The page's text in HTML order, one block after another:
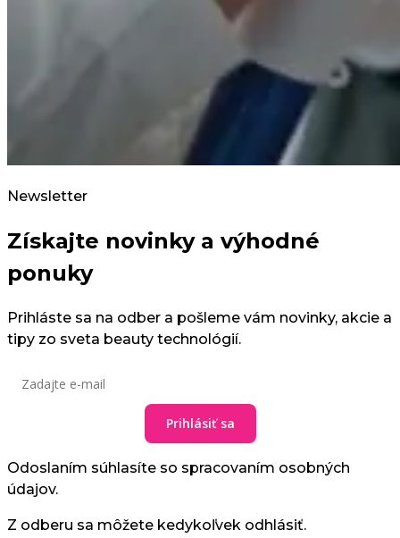
Newsletter
Získajte novinky a výhodné
ponuky
Prihláste sa na odber a pošleme vám novinky, akcie a
tipy zo sveta beauty technológií.
Prihlásiť sa
Odoslaním súhlasíte so spracovaním osobných
údajov.
Z odberu sa môžete kedykoľvek odhlásiť.